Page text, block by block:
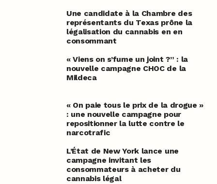
Une candidate à la Chambre des
représentants du Texas prône la
légalisation du cannabis en en
consommant
« Viens on s’fume un joint ?” : la
nouvelle campagne CHOC de la
Mildeca
« On paie tous le prix de la drogue »
: une nouvelle campagne pour
repositionner la lutte contre le
narcotrafic
L’État de New York lance une
campagne invitant les
consommateurs à acheter du
cannabis légal